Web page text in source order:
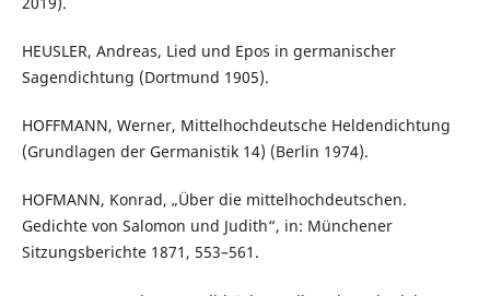
HEUSLER, Andreas, Lied und Epos in germanischer
Sagendichtung (Dortmund 1905).
HOFFMANN, Werner, Mittelhochdeutsche Heldendichtung
(Grundlagen der Germanistik 14) (Berlin 1974).
HOFMANN, Konrad, „Über die mittelhochdeutschen.
Gedichte von Salomon und Judith“, in: Münchener
Sitzungsberichte 1871, 553–561.